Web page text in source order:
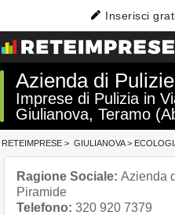
Inserisci
Azienda di
Imprese di Pulizia in
Giulianova, Teramo
RETEIMPRESE > GIULIANOVA>
Ragione Sociale: Azienda
Piramide
Telefono: 320 920 7379